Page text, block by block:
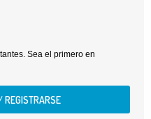
Sea el primero en